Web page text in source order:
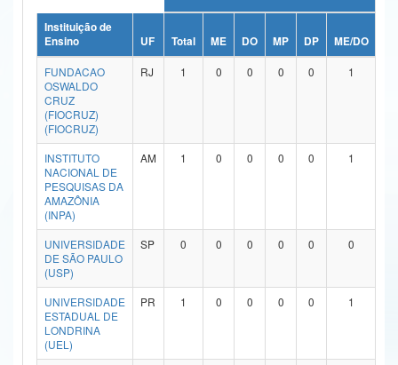
Ministério da Ciência, Tecnologia, Inovações e Comunicações
Ministério do Meio Ambiente
Ministério do Turismo
Ministério do Desenvolvimento Regional
Controladoria-Geral da União
Ministério da Mulher, da Família e dos Direitos Humanos
Secretaria de Governo
Gabinete de Segurança Institucional
Advocacia-Geral da União
Instituição de
Ensino
UF Total ME DO MP DP ME/DO
FUNDACAO
OSWALDO
CRUZ
(FIOCRUZ)
(FIOCRUZ)
RJ 1 0 0 0 0 1
INSTITUTO
NACIONAL DE
PESQUISAS DA
AMAZÔNIA
(INPA)
AM 1 0 0 0 0 1
UNIVERSIDADE
DE SÃO PAULO
(USP)
SP 0 0 0 0 0 0
UNIVERSIDADE
ESTADUAL DE
LONDRINA
(UEL)
PR 1 0 0 0 0 1